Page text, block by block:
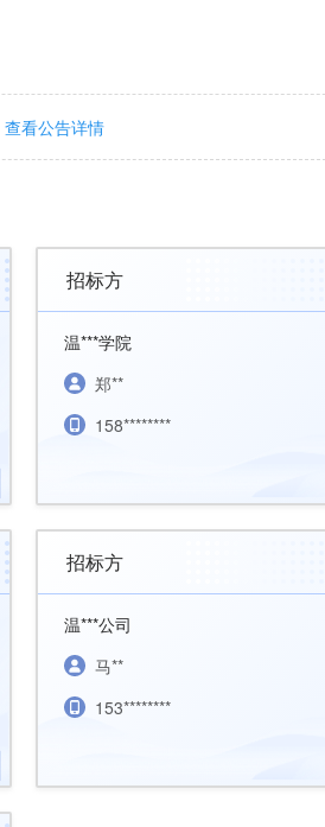
查看公告详情
招标方
温***学院
郑**
158********
招标方
温***公司
马**
153********